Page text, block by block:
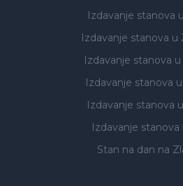
Izdavanje stanova
Izdavanje stanova u
Izdavanje stanova
Izdavanje stanova
Izdavanje stanova
Izdavanje stanova
Stan na dan na